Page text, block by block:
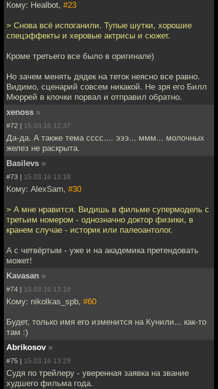
Кому: Healbot, #23
> Снова всё испоганили. Тупые шутки, хорошие
спецэффекты и херовые актрисы и сюжет.
Кроме третьего все было в оригинале)
Но зачем менять дядек на теток неясно все равно.
Видимо, сценарий совсем никакой. Не зря его Билл
Мюррей в клочки порвал и отправил обратно.
xenoss »
#72 | 15.03.16 12:37
Да-да. А также тема сссс.... эээ... ммм... молочных
желез не раскрыта.
Basilevs »
#73 | 15.03.16 13:18
Кому: AlexSam, #30
> А мне нравится. Видишь в фильме супермодель с
третьим номером - однозначно доктор физики, в
кранем случае - историк или палеоантолог.
А с четвёртым - уже и на академика претендовать
может!
Kavasan »
#74 | 15.03.16 13:18
Кому: nikolkas_spb, #60
Будет, только имя его изменится на Кунили... как-то
там :)
Abrikosov »
#75 | 15.03.16 13:29
Судя по трейлеру - уверенная заявка на звание
худшего фильма года.